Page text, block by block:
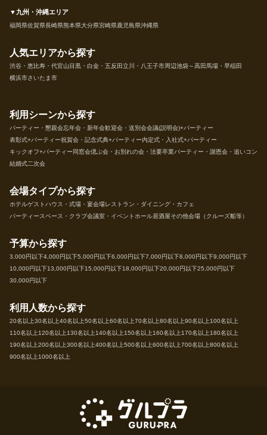
▼九州・沖縄エリア
福岡県佐賀県長崎県熊本県大分県宮崎県鹿児島県沖縄県
人気エリアから探す
渋谷・恵比寿・代官山目黒・白金・五反田立川・八王子市周辺池袋～高田馬場・早稲田
横浜市さいたま市
利用シーンから探す
パーティー・懇親会忘年会・新年会歓迎会・送別会会議(説明会)+パーティー
表彰式+パーティー祝賀会・記念式典+パーティー内定式・入社式+パーティー
キックオフ+パーティー 同窓会偲ぶ会・お別れの会・法要卒業パーティー・謝恩会・追いコン
結婚式二次会
会場タイプから探す
ホテルゲストハウス・式場・宴会場レストラン・ダイニング・カフェ
パーティースペース・クラブ会議室・イベントホール居酒屋その他会場（クルーズ船等）
予算から探す
3,000円以下4,000円以下5,000円以下6,000円以下7,000円以下8,000円以下9,000円以下
10,000円以下13,000円以下15,000円以下18,000円以下20,000円以下25,000円以下
30,000円以下
利用人数から探す
20名以上30名以上40名以上50名以上60名以上70名以上80名以上90名以上100名以上
110名以上120名以上130名以上140名以上150名以上160名以上170名以上180名以上
190名以上200名以上300名以上400名以上500名以上600名以上700名以上800名以上
900名以上1000名以上